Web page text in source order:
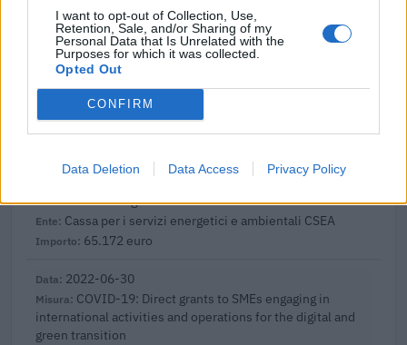
I want to opt-out of Collection, Use,
Retention, Sale, and/or Sharing of my
Personal Data that Is Unrelated with the
Purposes for which it was collected.
Opted Out
CONFIRM
Data Deletion Data Access Privacy Policy
2023-03-28
esenzioni fiscali e crediti d'imposta adottati a
seguito della crisi economica causata dall'epidemia di
COVID-19 [con mo
agenzia delle entrate
133.316 euro
2023-03-24
Agevolazioni a favore delle imprese a forte
consumo di energia elettrica
Cassa per i servizi energetici e ambientali CSEA
65.172 euro
2022-06-30
COVID-19: Direct grants to SMEs engaging in
international activities and operations for the digital and
green transition